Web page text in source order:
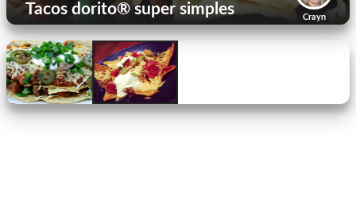
Crayn
Tacos dorito® super simples